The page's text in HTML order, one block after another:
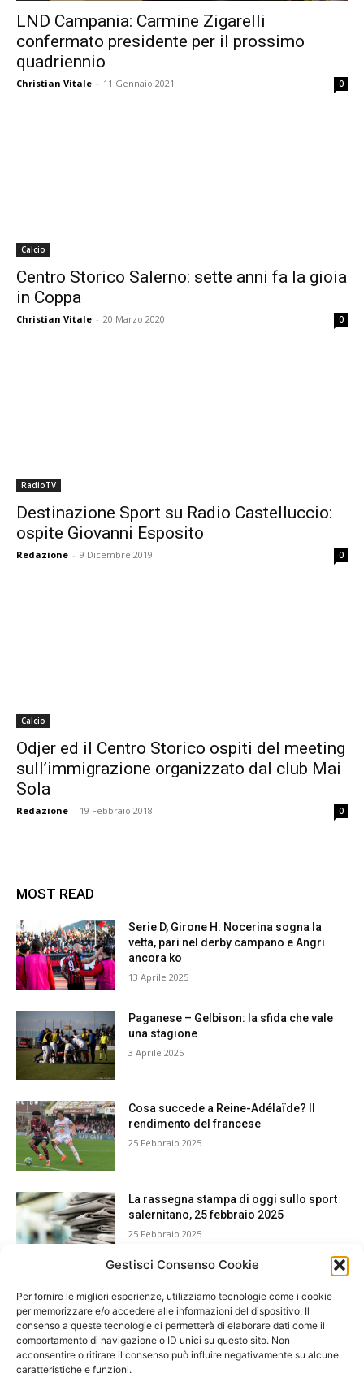
Gestisci Consenso Cookie
Per fornire le migliori esperienze, utilizziamo tecnologie come i cookie
per memorizzare e/o accedere alle informazioni del dispositivo. Il
consenso a queste tecnologie ci permetterà di elaborare dati come il
comportamento di navigazione o ID unici su questo sito. Non
acconsentire o ritirare il consenso può influire negativamente su alcune
caratteristiche e funzioni.
LND Campania: Carmine Zigarelli
confermato presidente per il prossimo
quadriennio
Christian Vitale - 11 Gennaio 2021 0
Calcio
Centro Storico Salerno: sette anni fa la gioia
in Coppa
Christian Vitale - 20 Marzo 2020 0
RadioTV
Destinazione Sport su Radio Castelluccio:
ospite Giovanni Esposito
Redazione - 9 Dicembre 2019 0
Calcio
Odjer ed il Centro Storico ospiti del meeting
sull’immigrazione organizzato dal club Mai
Sola
Redazione - 19 Febbraio 2018 0
MOST READ
Serie D, Girone H: Nocerina sogna la
vetta, pari nel derby campano e Angri
ancora ko
13 Aprile 2025
Paganese – Gelbison: la sfida che vale
una stagione
3 Aprile 2025
Cosa succede a Reine-Adélaïde? Il
rendimento del francese
25 Febbraio 2025
La rassegna stampa di oggi sullo sport
salernitano, 25 febbraio 2025
25 Febbraio 2025